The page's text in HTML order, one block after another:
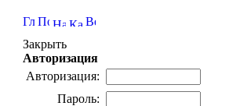
Закрыть
Авторизация
Авторизация:
Пароль: